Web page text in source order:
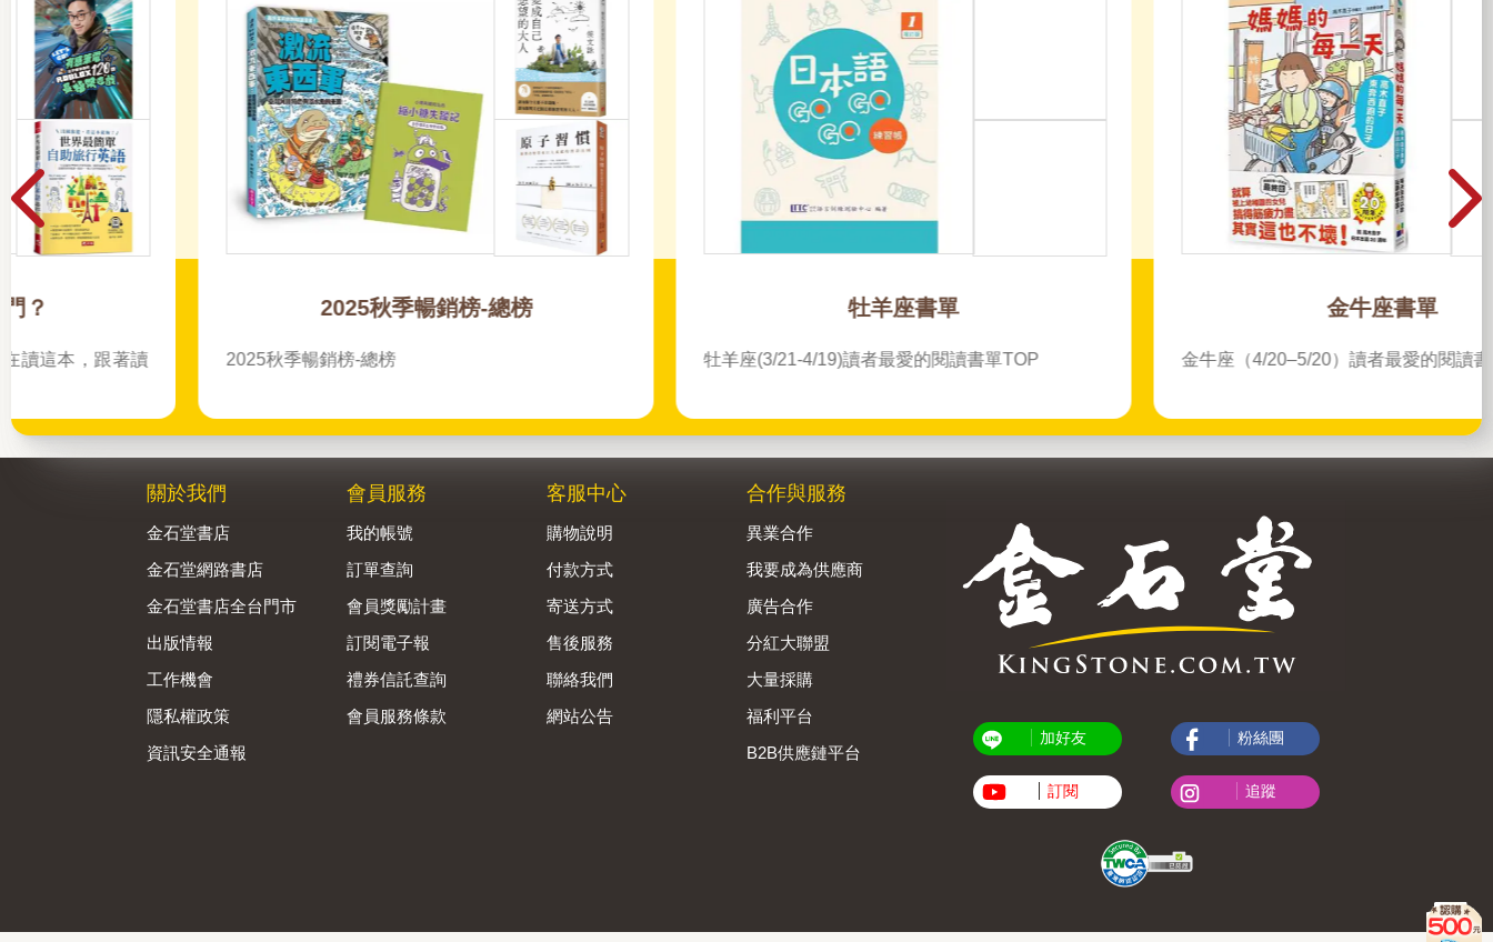
2025秋季暢銷榜-總榜
2025秋季暢銷榜-總榜 牡羊座(3/21-4/19)讀者最愛的閱讀書單TOP 金牛座（4/20–5/20）讀者最愛的閱讀書單 TOP
關於我們
金石堂書店
金石堂網路書店
金石堂書店全台門市
出版情報
工作機會
隱私權政策
資訊安全通報
會員服務
我的帳號
訂單查詢
會員獎勵計畫
訂閱電子報
禮券信託查詢
會員服務條款
客服中心
購物說明
付款方式
寄送方式
售後服務
聯絡我們
網站公告
合作與服務
異業合作
我要成為供應商
廣告合作
分紅大聯盟
大量採購
福利平台
B2B供應鏈平台
加好友
訂閱
粉絲團
追蹤